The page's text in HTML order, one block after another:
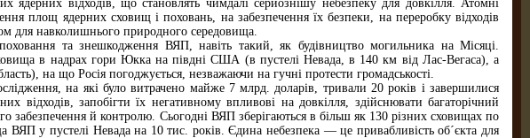
ядерних відходів, що становлять чимдалі серйознішу небезпеку для довкілля. Атомні
площ ядерних сховищ і поховань, на забезпечення їх безпеки, на переробку відходів
для навколишнього природного середовища.
та знешкодження ВЯП, навіть такий, як будівництво могильника на Місяці.
в надрах гори Юкка на півдні США (в пустелі Невада, в 140 км від Лас-Вегаса), а
на що Росія погоджується, незважаючи на гучні протести громадськості.
на які було витрачено майже 7 млрд. доларів, тривали 20 років і завершилися
запобігти їх негативному впливові на довкілля, здійснювати багаторічний
забезпечення й контролю. Сьогодні ВЯП зберігаються в більш як 130 різних сховищах по
ВЯП у пустелі Невада на 10 тис. років. Єдина небезпека — це привабливість об´єкта для